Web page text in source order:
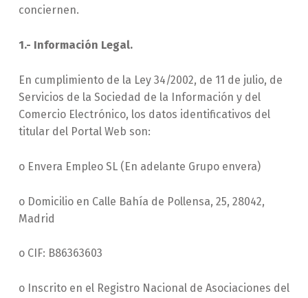
conciernen.
1.- Información Legal.
En cumplimiento de la Ley 34/2002, de 11 de julio, de
Servicios de la Sociedad de la Información y del
Comercio Electrónico, los datos identificativos del
titular del Portal Web son:
o Envera Empleo SL (En adelante Grupo envera)
o Domicilio en Calle Bahía de Pollensa, 25, 28042,
Madrid
o CIF: B86363603
o Inscrito en el Registro Nacional de Asociaciones del